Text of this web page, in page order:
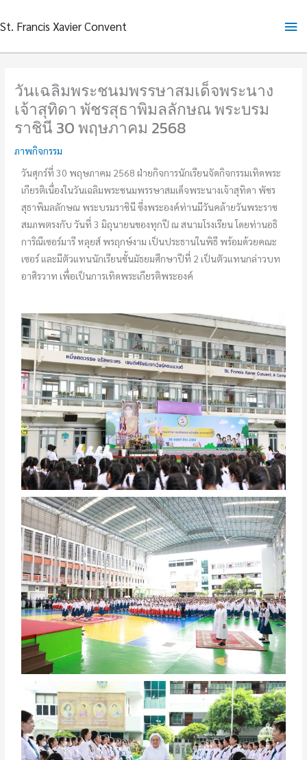
to
St. Francis Xavier Convent
วันเฉลิมพระชนมพรรษาสมเด็จพระนาง
เจ้าสุทิดา พัชรสุธาพิมลลักษณ พระบรม
ราชินี 30 พฤษภาคม 2568
ภาพกิจกรรม
วันศุกร์ที่ 30 พฤษภาคม 2568 ฝ่ายกิจการนักเรียนจัดกิจกรรมเทิดพระ
เกียรติเนื่องในวันเฉลิมพระชนมพรรษาสมเด็จพระนางเจ้าสุทิดา พัชร
สุธาพิมลลักษณ พระบรมราชินี ซึ่งพระองค์ท่านมีวันคล้ายวันพระราช
สมภพตรงกับ วันที่ 3 มิถุนายนของทุกปี ณ สนามโรงเรียน โดยท่านอธิ
การิณีเซอร์มารี หลุยส์ พรฤกษ์งาม เป็นประธานในพิธี พร้อมด้วยคณะ
เซอร์ และมีตัวแทนนักเรียนชั้นมัธยมศึกษาปีที่ 2 เป็นตัวแทนกล่าวบท
อาศิรวาท เพื่อเป็นการเทิดพระเกียรติพระองค์